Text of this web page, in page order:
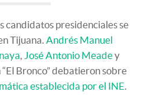
candidatos presidenciales se
Tijuana. Andrés Manuel
, José Antonio Meadey
Bronco” debatieron sobre
establecida por el INE.